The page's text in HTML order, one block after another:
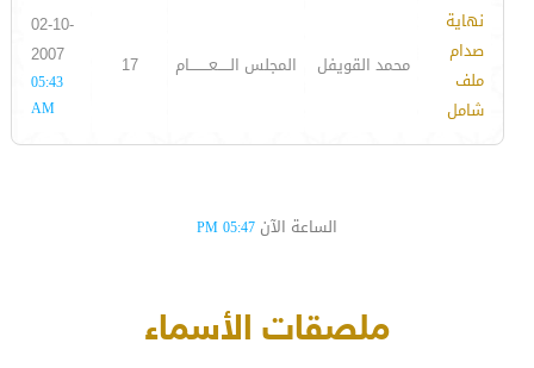
نهاية
صدام
ملف
شامل
محمد القويفل المجلس الـــــعــــــــام 17
02-10-
2007
05:43
AM
الساعة الآن 05:47 PM
ملصقات الأسماء